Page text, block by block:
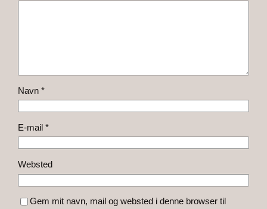
Navn*
E-mail*
Websted
Gem mit navn, mail og websted i denne browser til